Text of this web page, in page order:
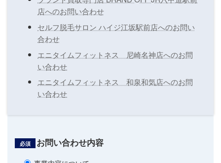
店へのお問い合わせ
セルフ脱毛サロン ハイジ江坂駅前店へのお問い
合わせ
エニタイムフィットネス 尼崎名神店へのお問
い合わせ
エニタイムフィットネス 和泉和気店へのお問
い合わせ
必須 お問い合わせ内容